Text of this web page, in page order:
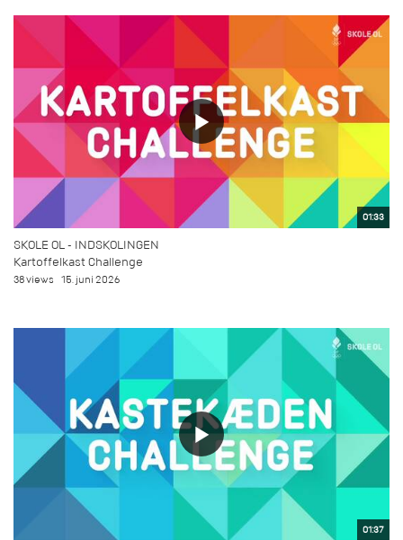
01:33
SKOLE OL - INDSKOLINGEN
Kartoffelkast Challenge
38 views 15. juni 2026
01:37